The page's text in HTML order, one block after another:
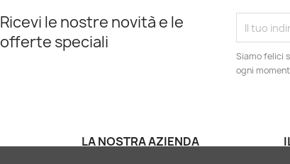
Ricevi le nostre novità e le
offerte speciali
Siamo felici
ogni
LA NOSTRA AZIENDA